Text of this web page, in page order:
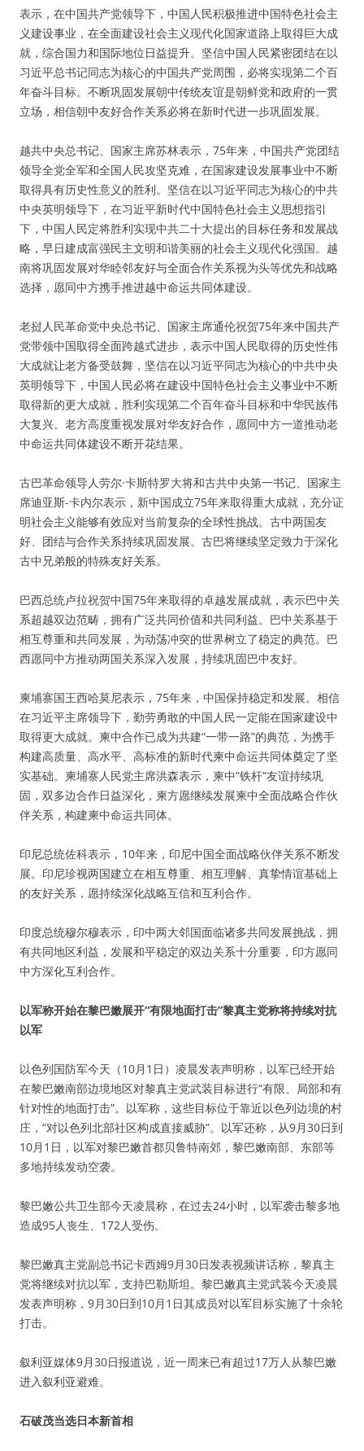
表示，在中国共产党领导下，中国人民积极推进中国特色社会主
义建设事业，在全面建设社会主义现代化国家道路上取得巨大成
就，综合国力和国际地位日益提升。坚信中国人民紧密团结在以
习近平总书记同志为核心的中国共产党周围，必将实现第二个百
年奋斗目标。不断巩固发展朝中传统友谊是朝鲜党和政府的一贯
立场，相信朝中友好合作关系必将在新时代进一步巩固发展。
越共中央总书记、国家主席苏林表示，75年来，中国共产党团结
领导全党全军和全国人民攻坚克难，在国家建设发展事业中不断
取得具有历史性意义的胜利。坚信在以习近平同志为核心的中共
中央英明领导下，在习近平新时代中国特色社会主义思想指引
下，中国人民定将胜利实现中共二十大提出的目标任务和发展战
略，早日建成富强民主文明和谐美丽的社会主义现代化强国。越
南将巩固发展对华睦邻友好与全面合作关系视为头等优先和战略
选择，愿同中方携手推进越中命运共同体建设。
老挝人民革命党中央总书记、国家主席通伦祝贺75年来中国共产
党带领中国取得全面跨越式进步，表示中国人民取得的历史性伟
大成就让老方备受鼓舞，坚信在以习近平同志为核心的中共中央
英明领导下，中国人民必将在建设中国特色社会主义事业中不断
取得新的更大成就，胜利实现第二个百年奋斗目标和中华民族伟
大复兴。老方高度重视发展对华友好合作，愿同中方一道推动老
中命运共同体建设不断开花结果。
古巴革命领导人劳尔·卡斯特罗大将和古共中央第一书记、国家主
席迪亚斯-卡内尔表示，新中国成立75年来取得重大成就，充分证
明社会主义能够有效应对当前复杂的全球性挑战。古中两国友
好、团结与合作关系持续巩固发展。古巴将继续坚定致力于深化
古中兄弟般的特殊友好关系。
巴西总统卢拉祝贺中国75年来取得的卓越发展成就，表示巴中关
系超越双边范畴，拥有广泛共同价值和共同利益。巴中关系基于
相互尊重和共同发展，为动荡冲突的世界树立了稳定的典范。巴
西愿同中方推动两国关系深入发展，持续巩固巴中友好。
柬埔寨国王西哈莫尼表示，75年来，中国保持稳定和发展。相信
在习近平主席领导下，勤劳勇敢的中国人民一定能在国家建设中
取得更大成就。柬中合作已成为共建“一带一路”的典范，为携手
构建高质量、高水平、高标准的新时代柬中命运共同体奠定了坚
实基础。柬埔寨人民党主席洪森表示，柬中“铁杆”友谊持续巩
固，双多边合作日益深化，柬方愿继续发展柬中全面战略合作伙
伴关系，构建柬中命运共同体。
印尼总统佐科表示，10年来，印尼中国全面战略伙伴关系不断发
展。印尼珍视两国建立在相互尊重、相互理解、真挚情谊基础上
的友好关系，愿持续深化战略互信和互利合作。
印度总统穆尔穆表示，印中两大邻国面临诸多共同发展挑战，拥
有共同地区利益，发展和平稳定的双边关系十分重要，印方愿同
中方深化互利合作。
以军称开始在黎巴嫩展开“有限地面打击”黎真主党称将持续对抗
以军
以色列国防军今天（10月1日）凌晨发表声明称，以军已经开始
在黎巴嫩南部边境地区对黎真主党武装目标进行“有限、局部和有
针对性的地面打击”。以军称，这些目标位于靠近以色列边境的村
庄，“对以色列北部社区构成直接威胁”。以军还称，从9月30日到
10月1日，以军对黎巴嫩首都贝鲁特南郊，黎巴嫩南部、东部等
多地持续发动空袭。
黎巴嫩公共卫生部今天凌晨称，在过去24小时，以军袭击黎多地
造成95人丧生、172人受伤。
黎巴嫩真主党副总书记卡西姆9月30日发表视频讲话称，黎真主
党将继续对抗以军，支持巴勒斯坦。黎巴嫩真主党武装今天凌晨
发表声明称，9月30日到10月1日其成员对以军目标实施了十余轮
打击。
叙利亚媒体9月30日报道说，近一周来已有超过17万人从黎巴嫩
进入叙利亚避难。
石破茂当选日本新首相